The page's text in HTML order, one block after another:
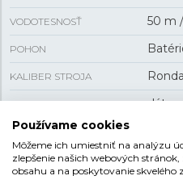
VODOTESNOSŤ 50 m
POHON
KALIBER STROJA
FUNKCIA
HMOTNOSŤ
Používame cookies
Môžeme ich umiestniť na analýzu
zlepšenie našich webových
obsahu a na poskytovanie